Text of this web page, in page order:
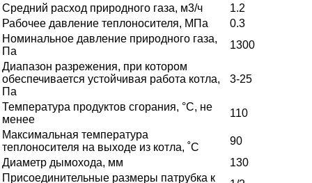
Средний расход природного газа, м3/ч
1.2
Рабочее давление теплоносителя, МПа
0.3
Номинальное давление природного газа,
Па
1300
Диапазон разрежения, при котором
обеспечивается устойчивая работа котла,
Па
3-25
Температура продуктов сгорания, °С, не
менее
110
Максимальная температура
теплоносителя на выходе из котла, ˚С
90
Диаметр дымохода, мм
130
Присоединительные размеры патрубка к